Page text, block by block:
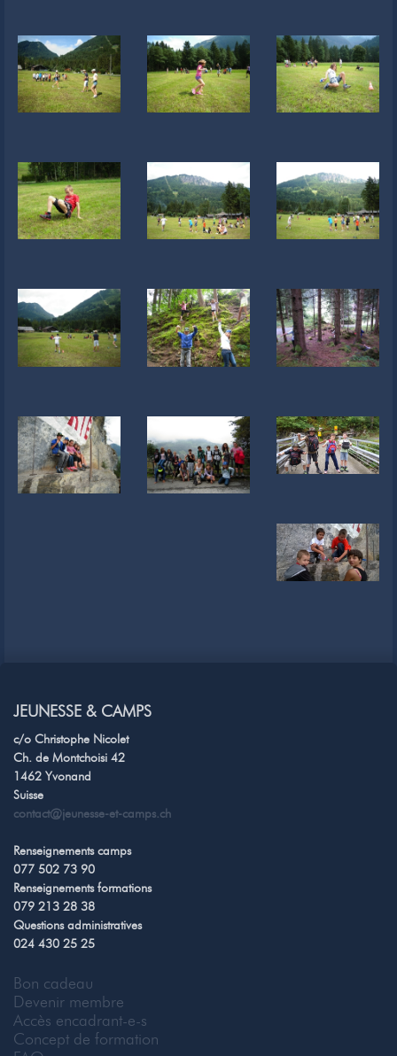
JEUNESSE & CAMPS
c/o Christophe Nicolet
Ch. de Montchoisi 42
1462 Yvonand
Suisse
contact@jeunesse-et-camps.ch
Renseignements camps
077 502 73 90
Renseignements formations
079 213 28 38
Questions administratives
024 430 25 25
Bon cadeau
Devenir membre
Accès encadrant-e-s
Concept de formation